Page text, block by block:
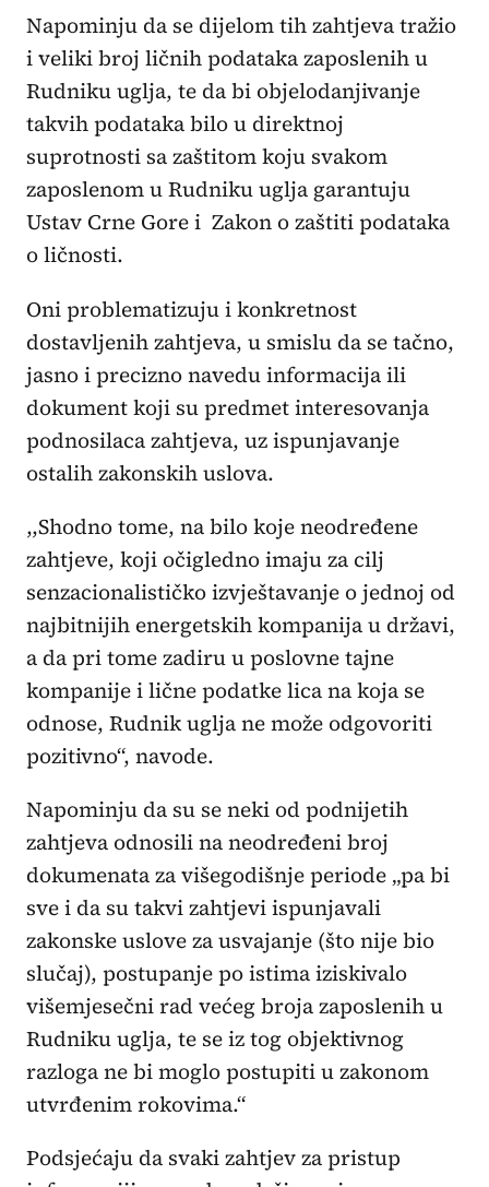
Napominju da se dijelom tih zahtjeva tražio
i veliki broj ličnih podataka zaposlenih u
Rudniku uglja, te da bi objelodanjivanje
takvih podataka bilo u direktnoj
suprotnosti sa zaštitom koju svakom
zaposlenom u Rudniku uglja garantuju
Ustav Crne Gore i Zakon o zaštiti podataka
o ličnosti.
Oni problematizuju i konkretnost
dostavljenih zahtjeva, u smislu da se tačno,
jasno i precizno navedu informacija ili
dokument koji su predmet interesovanja
podnosilaca zahtjeva, uz ispunjavanje
ostalih zakonskih uslova.
,,Shodno tome, na bilo koje neodređene
zahtjeve, koji očigledno imaju za cilj
senzacionalističko izvještavanje o jednoj od
najbitnijih energetskih kompanija u državi,
a da pri tome zadiru u poslovne tajne
kompanije i lične podatke lica na koja se
odnose, Rudnik uglja ne može odgovoriti
pozitivno“, navode.
Napominju da su se neki od podnijetih
zahtjeva odnosili na neodređeni broj
dokumenata za višegodišnje periode „pa bi
sve i da su takvi zahtjevi ispunjavali
zakonske uslove za usvajanje (što nije bio
slučaj), postupanje po istima iziskivalo
višemjesečni rad većeg broja zaposlenih u
Rudniku uglja, te se iz tog objektivnog
razloga ne bi moglo postupiti u zakonom
utvrđenim rokovima.“
Podsjećaju da svaki zahtjev za pristup